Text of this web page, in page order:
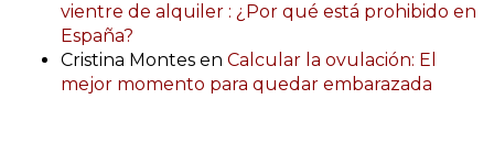
vientre de alquiler : ¿Por qué está prohibido en
España?
Cristina Montes en Calcular la ovulación: El
mejor momento para quedar embarazada